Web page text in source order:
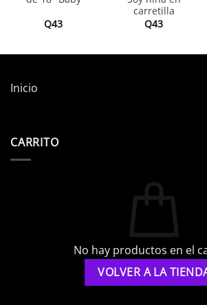
Q43
carretilla
Q43
Inicio
CARRITO
No hay productos en el
VOLVER A LA